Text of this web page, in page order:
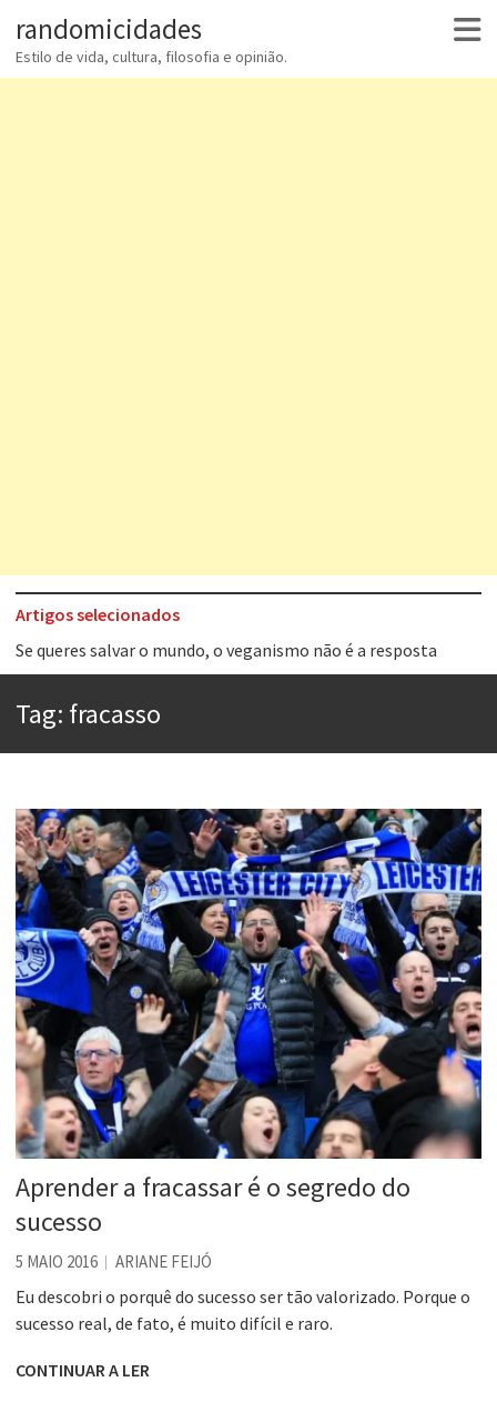
randomicidades
Estilo de vida, cultura, filosofia e opinião.
Artigos selecionados
Tem que filmar isso daí
Aprender a fracassar é o segredo do sucesso
Esse tal de Rock Gaúcho
Os causos de Jorge Luis Borges
Voto obrigatório é correto?
Se queres salvar o mundo, o veganismo não é a resposta
Tag: fracasso
Aprender a fracassar é o segredo do
sucesso
5 MAIO 2016 ARIANE FEIJÓ
Eu descobri o porquê do sucesso ser tão valorizado. Porque o
sucesso real, de fato, é muito difícil e raro.
CONTINUAR A LER